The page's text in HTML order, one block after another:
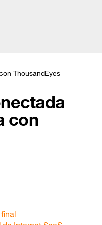
ThousandEyes
con